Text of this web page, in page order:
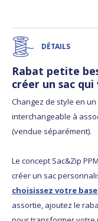
DÉTAILS
Rabat petite
créer un sac qui
Changez de style en
interchangeable à
(vendue séparément).
Le concept Sac&Zip
créer un sac
choisissez votre
assortie, ajoutez le